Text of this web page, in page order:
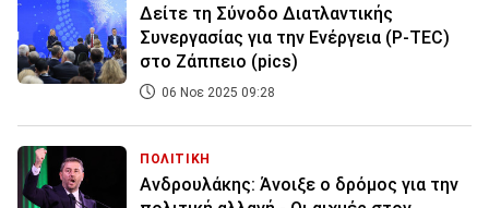
Δείτε τη Σύνοδο Διατλαντικής
Συνεργασίας για την Ενέργεια (P-TEC)
στο Ζάππειο (pics)
06 Νοε 2025 09:28
ΠΟΛΙΤΙΚΗ
Ανδρουλάκης: Άνοιξε ο δρόμος για την